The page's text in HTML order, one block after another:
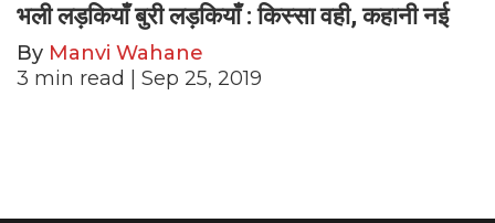
भली लड़कियाँ बुरी लड़कियाँ : किस्सा वही, कहानी नई
By Manvi Wahane
3 min read | Sep 25, 2019